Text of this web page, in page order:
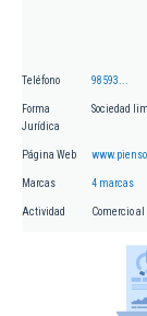
Teléfono 98593...
Forma
Jurídica
Sociedad
Página Web
Marcas 4 marcas
Actividad Comercio